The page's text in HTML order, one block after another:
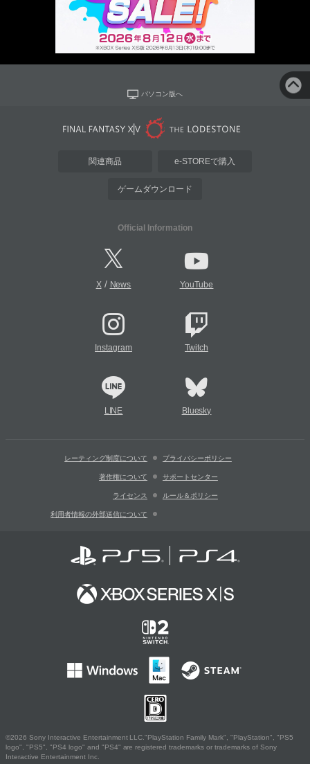
パソコン版へ
関連商品 e-STOREで購入
ゲームダウンロード
Official Information
X/ News YouTube
Instagram Twitch
LINE Bluesky
レーティング制度について プライバシーポリシー
著作権について サポートセンター
ライセンス ルール＆ポリシー
利用者情報の外部送信について
©2026 Sony Interactive Entertainment LLC."PlayStation Family Mark", "PlayStation", "PS5
logo", "PS5", "PS4 logo" and "PS4" are registered trademarks or trademarks of Sony
Interactive Entertainment Inc.